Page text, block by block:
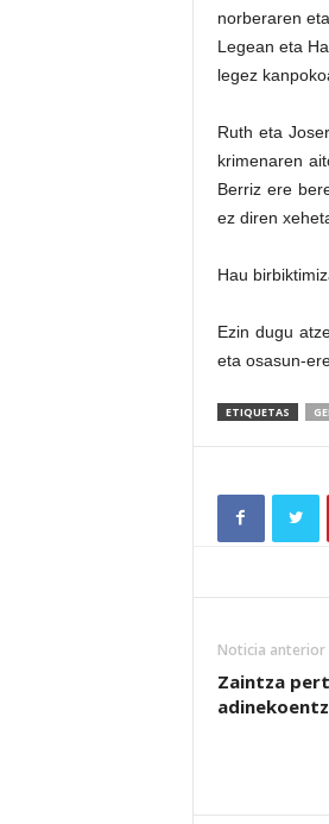
norberaren
Legean eta
legez
Ruth eta
krimenaren
Berriz ere
ez diren
Hau
Ezin dugu
eta osasun-
ETIQUETAS
Noticia anterior
Zaintza